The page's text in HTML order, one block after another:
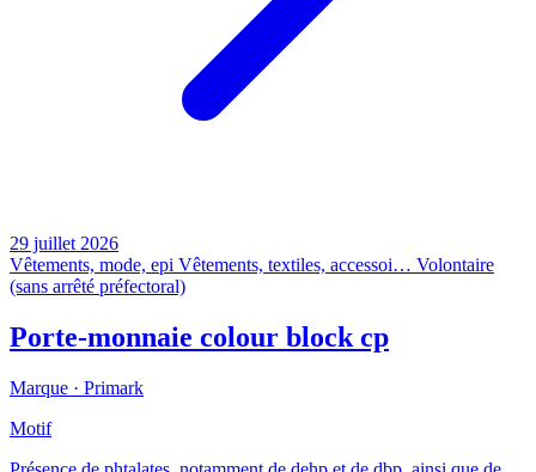
29 juillet 2026
Vêtements, mode, epi Vêtements, textiles, accessoi… Volontaire
(sans arrêté préfectoral)
Porte-monnaie colour block cp
Marque · Primark
Motif